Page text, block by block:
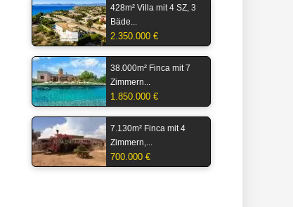
428m² Villa mit 4 SZ, 3
Bäde...
2.350.000 €
38.000m² Finca mit 7
Zimmern...
1.850.000 €
7.130m² Finca mit 4
Zimmern,...
700.000 €